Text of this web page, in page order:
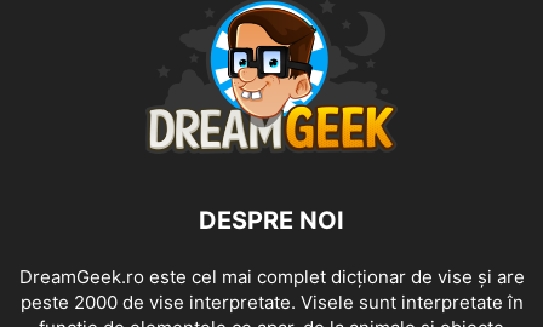
DESPRE NOI
DreamGeek.ro este cel mai complet dicționar de vise și are
peste 2000 de vise interpretate. Visele sunt interpretate în